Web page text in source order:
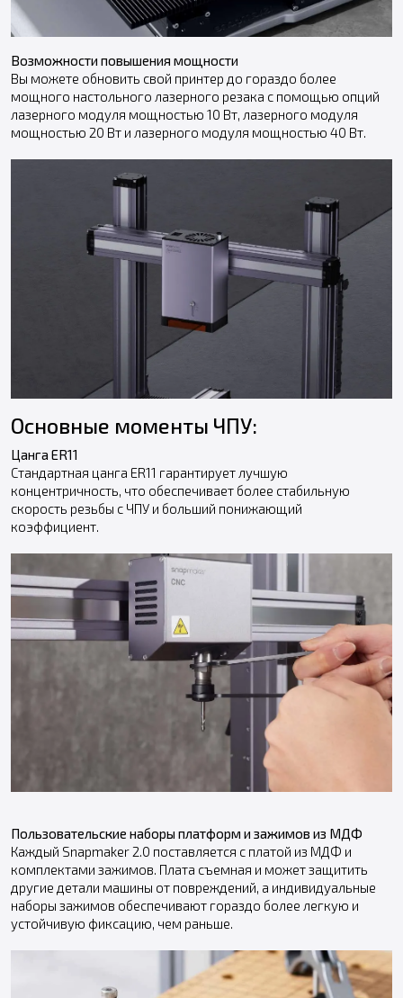
Возможности повышения мощности
Вы можете обновить свой принтер до гораздо более
мощного настольного лазерного резака с помощью опций
лазерного модуля мощностью 10 Вт, лазерного модуля
мощностью 20 Вт и лазерного модуля мощностью 40 Вт.
Основные моменты ЧПУ:
Цанга ER11
Стандартная цанга ER11 гарантирует лучшую
концентричность, что обеспечивает более стабильную
скорость резьбы с ЧПУ и больший понижающий
коэффициент.
Пользовательские наборы платформ и зажимов из МДФ
Каждый Snapmaker 2.0 поставляется с платой из МДФ и
комплектами зажимов. Плата съемная и может защитить
другие детали машины от повреждений, а индивидуальные
наборы зажимов обеспечивают гораздо более легкую и
устойчивую фиксацию, чем раньше.